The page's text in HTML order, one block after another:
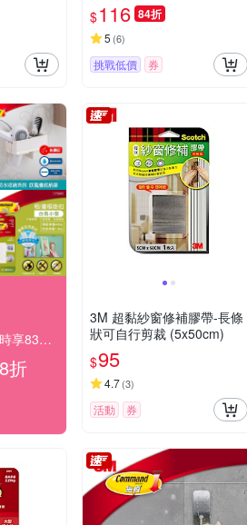
$116 84折
5 (6)
挑戰低價 券
♦3M無痕收納♦限時享83折(快倉)
折
3M 超黏紗窗修補膠帶-長條
狀可自行剪裁 (5x50cm)
$95
4.7(3)
活動 券